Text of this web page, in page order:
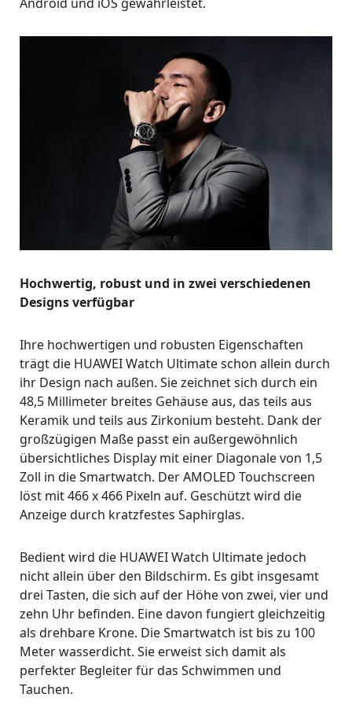
Hochwertig, robust und in zwei verschiedenen
Designs verfügbar
Ihre hochwertigen und robusten Eigenschaften
trägt die HUAWEI Watch Ultimate schon allein durch
ihr Design nach außen. Sie zeichnet sich durch ein
48,5 Millimeter breites Gehäuse aus, das teils aus
Keramik und teils aus Zirkonium besteht. Dank der
großzügigen Maße passt ein außergewöhnlich
übersichtliches Display mit einer Diagonale von 1,5
Zoll in die Smartwatch. Der AMOLED Touchscreen
löst mit 466 x 466 Pixeln auf. Geschützt wird die
Anzeige durch kratzfestes Saphirglas.
Bedient wird die HUAWEI Watch Ultimate jedoch
nicht allein über den Bildschirm. Es gibt insgesamt
drei Tasten, die sich auf der Höhe von zwei, vier und
zehn Uhr befinden. Eine davon fungiert gleichzeitig
als drehbare Krone. Die Smartwatch ist bis zu 100
Meter wasserdicht. Sie erweist sich damit als
perfekter Begleiter für das Schwimmen und
Tauchen.